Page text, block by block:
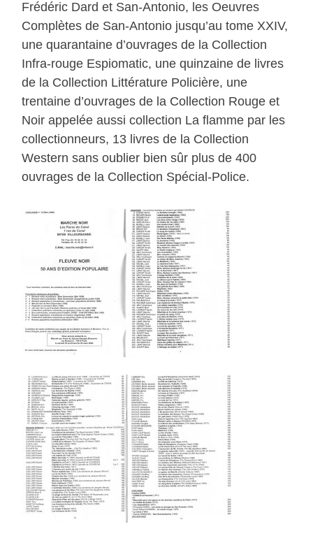
Frédéric Dard et San-Antonio, les Oeuvres
Complètes de San-Antonio jusqu’au tome XXIV,
une quarantaine d’ouvrages de la Collection
Infra-rouge Espiomatic, une quinzaine de livres
de la Collection Littérature Policière, une
trentaine d’ouvrages de la Collection Rouge et
Noir appelée aussi collection La flamme par les
collectionneurs, 13 livres de la Collection
Western sans oublier bien sûr plus de 400
ouvrages de la Collection Spécial-Police.